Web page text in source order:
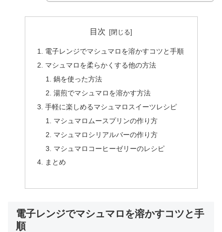
目次
電子レンジでマシュマロを溶かすコツと手順
マシュマロを柔らかくする他の方法
鍋を使った方法
湯煎でマシュマロを溶かす方法
手軽に楽しめるマシュマロスイーツレシピ
マシュマロムースプリンの作り方
マシュマロシリアルバーの作り方
マシュマロコーヒーゼリーのレシピ
まとめ
電子レンジでマシュマロを溶かすコツと手
順